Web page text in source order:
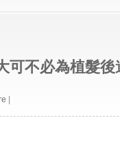
可不必為植髮後